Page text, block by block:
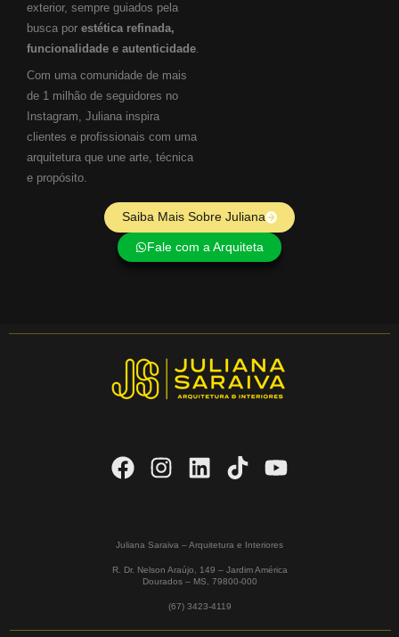
exterior, sempre guiados pela
busca por estética refinada,
funcionalidade e autenticidade.
Com uma comunidade de mais
de 1 milhão de seguidores no
Instagram, Juliana inspira
clientes e profissionais com uma
arquitetura que une arte, técnica
e propósito.
Saiba Mais Sobre Juliana
Fale com a Arquiteta
Juliana Saraiva – Arquitetura e Interiores
R. Dr. Nelson Araújo, 149 – Jardim América
Dourados – MS, 79800-000
(67) 3423-4119